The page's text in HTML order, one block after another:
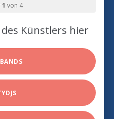
von 4
Künstlers hier